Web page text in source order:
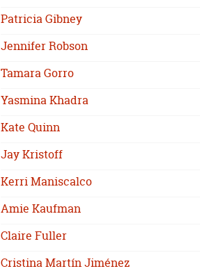
Patricia Gibney
Jennifer Robson
Tamara Gorro
Yasmina Khadra
Kate Quinn
Jay Kristoff
Kerri Maniscalco
Amie Kaufman
Claire Fuller
Cristina Martín Jiménez